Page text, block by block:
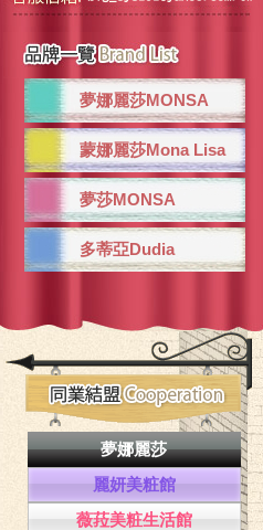
夢娜麗莎MONSA
蒙娜麗莎Mona Lisa
夢莎MONSA
多蒂亞Dudia
夢娜麗莎
麗妍美粧館
薇菈美粧生活館